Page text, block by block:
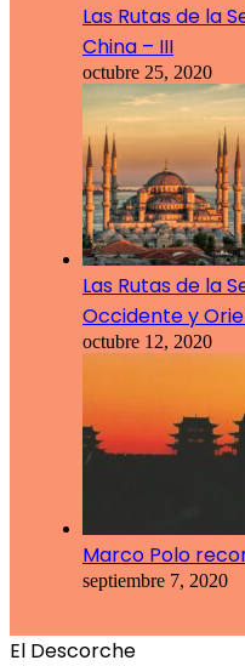
Las Rutas de la
China – III
octubre 25, 2020
Las Rutas de la
Occidente y
octubre 12, 2020
Marco Polo
septiembre 7, 2020
El Descorche